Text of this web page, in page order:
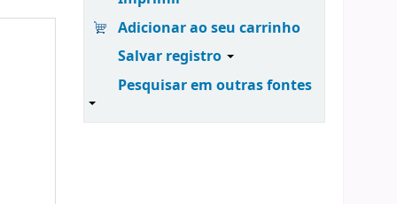
Adicionar ao seu carrinho
Salvar registro
Pesquisar em outras fontes